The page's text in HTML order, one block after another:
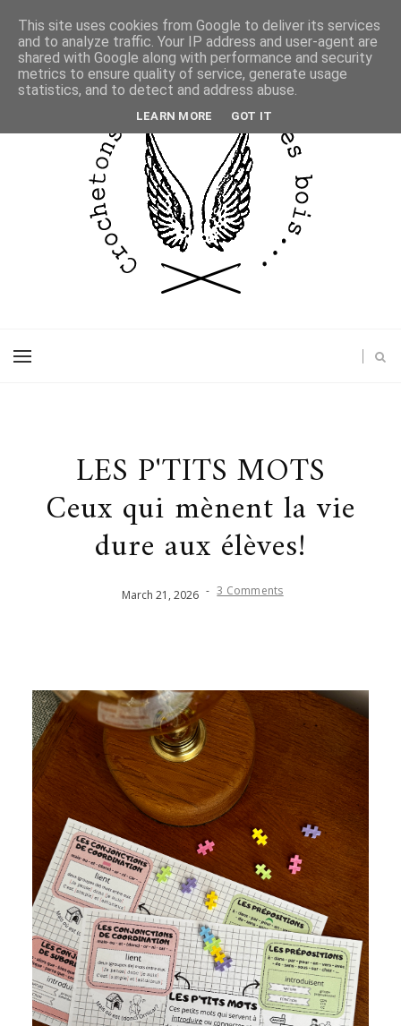
LES P'TITS MOTS
Ceux qui mènent la vie
dure aux élèves!
March 21 ,2026 - 3 Comments
This site uses cookies from Google to deliver its services
and to analyze traffic. Your IP address and user-agent are
shared with Google along with performance and security
metrics to ensure quality of service, generate usage
statistics, and to detect and address abuse.
LEARN MORE GOT IT